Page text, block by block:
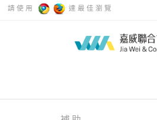
請使用 達最佳瀏覽